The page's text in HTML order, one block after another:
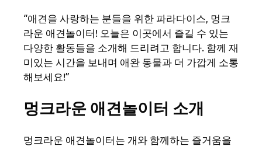
“애견을 사랑하는 분들을 위한 파라다이스, 멍크
라운 애견놀이터! 오늘은 이곳에서 즐길 수 있는
다양한 활동들을 소개해 드리려고 합니다. 함께 재
미있는 시간을 보내며 애완 동물과 더 가깝게 소통
해보세요!”
멍크라운 애견놀이터 소개
멍크라운 애견놀이터는 개와 함께하는 즐거움을